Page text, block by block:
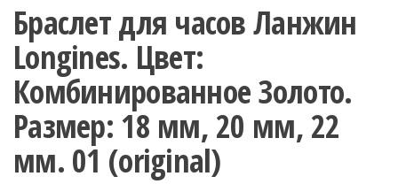
Браслет для часов Ланжин
Longines. Цвет:
Комбинированное Золото.
Размер: 18 мм, 20 мм, 22
мм. 01 (original)